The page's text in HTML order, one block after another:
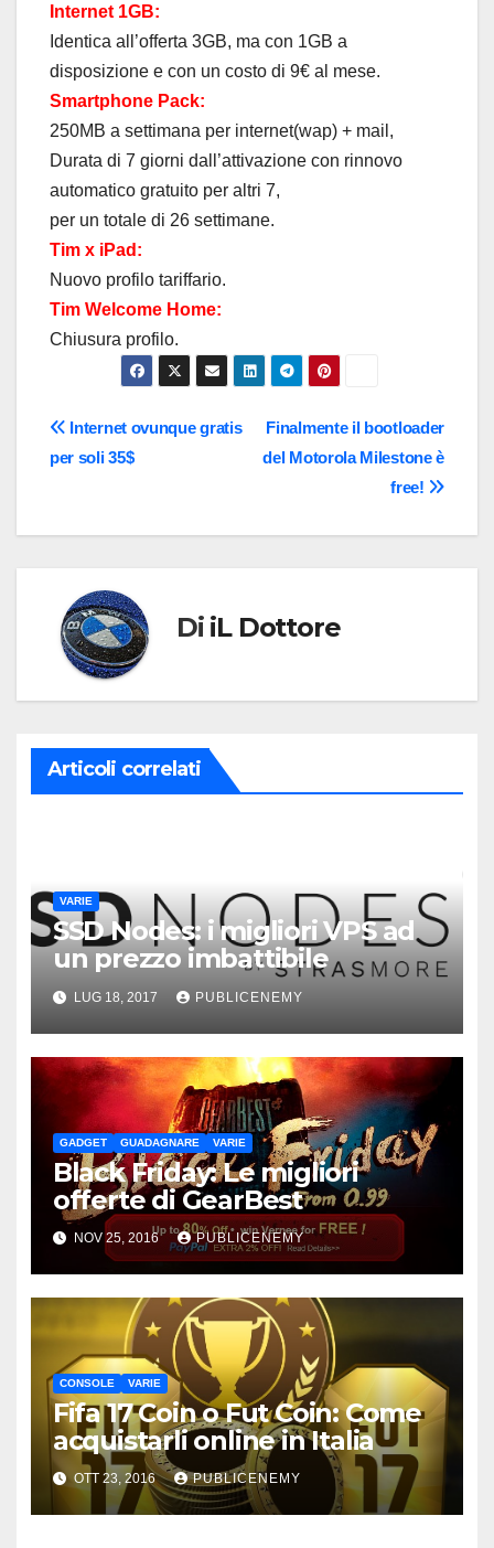
Internet 1GB:
Identica all’offerta 3GB, ma con 1GB a
disposizione e con un costo di 9€ al mese.
Smartphone Pack:
250MB a settimana per internet(wap) + mail,
Durata di 7 giorni dall’attivazione con rinnovo
automatico gratuito per altri 7,
per un totale di 26 settimane.
Tim x iPad:
Nuovo profilo tariffario.
Tim Welcome Home:
Chiusura profilo.
Navigazione
articoli
Finalmente il bootloader
del Motorola Milestone è
free!
Internet ovunque gratis
per soli 35$
Di iL Dottore
Articoli correlati
VARIE
SSD Nodes: i migliori VPS ad
un prezzo imbattibile
LUG 18, 2017 PUBLICENEMY
GADGET GUADAGNARE VARIE
Black Friday: Le migliori
offerte di GearBest
NOV 25, 2016 PUBLICENEMY
CONSOLE VARIE
Fifa 17 Coin o Fut Coin: Come
acquistarli online in Italia
OTT 23, 2016 PUBLICENEMY